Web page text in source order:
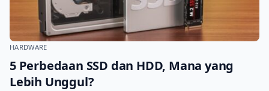
HARDWARE
5 Perbedaan SSD dan HDD, Mana yang
Lebih Unggul?